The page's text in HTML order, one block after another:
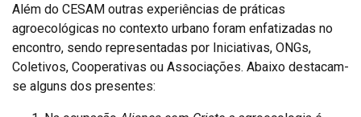
Além do CESAM outras experiências de práticas
agroecológicas no contexto urbano foram enfatizadas no
encontro, sendo representadas por Iniciativas, ONGs,
Coletivos, Cooperativas ou Associações. Abaixo destacam-
se alguns dos presentes: